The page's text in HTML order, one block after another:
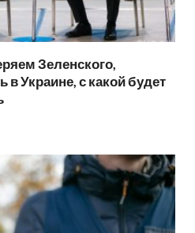
Зеленского,
в Украине, с какой будет